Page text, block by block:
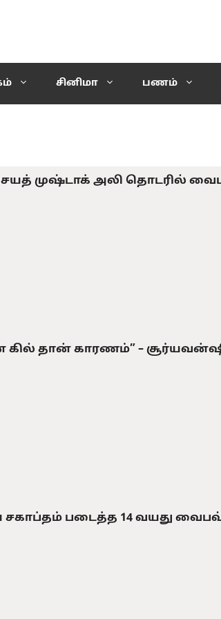
சினிமா பணம்
முஷ்டாக் அலி தொடரில்
கில் தான் காரணம்” –
சகாப்தம் படைத்த 14 வயது